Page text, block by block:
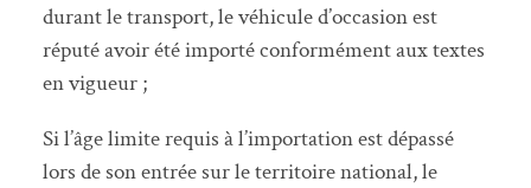
durant le transport, le véhicule d’occasion est
réputé avoir été importé conformément aux textes
en vigueur ;
Si l’âge limite requis à l’importation est dépassé
lors de son entrée sur le territoire national, le